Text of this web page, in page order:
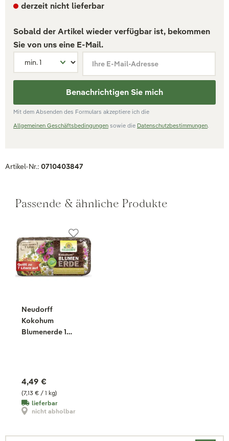
derzeit nicht lieferbar
Sobald der Artikel wieder verfügbar ist, bekommen
Sie von uns eine E-Mail.
Ihre E-Mail-Adresse
Benachrichtigen Sie mich
Mit dem Absenden des Formulars akzeptiere ich die
Allgemeinen Geschäftsbedingungen sowie die Datenschutzbestimmungen.
Artikel-Nr.: 0710403847
Passende & ähnliche Produkte
Neudorff
Kokohum
Blumenerde 1
(7,13 € / 1 kg)
4,49 €
lieferbar
nicht abholbar